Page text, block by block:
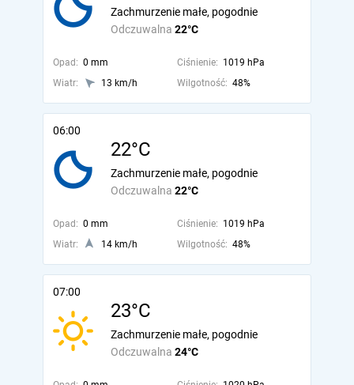
Odczuwalna 22°C
Zachmurzenie małe, pogodnie
Opad: 0 mm Ciśnienie: 1019 hPa
Wiatr:
13 km/h Wilgotność: 48%
06:00
22°C
Odczuwalna 22°C
Zachmurzenie małe, pogodnie
Opad: 0 mm Ciśnienie: 1019 hPa
Wiatr:
14 km/h Wilgotność: 48%
07:00
23°C
Odczuwalna 24°C
Zachmurzenie małe, pogodnie